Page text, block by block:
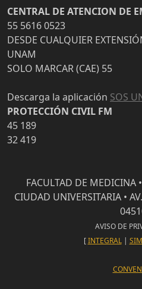
CENTRAL DE ATENCION DE
55 5616 0523
DESDE CUALQUIER
UNAM
SOLO MARCAR (CAE) 55
Descarga la aplicación SOS
PROTECCIÓN CIVIL FM
45 189
32 419
FACULTAD DE MEDICINA
CIUDAD UNIVERSITARIA •
AVISO DE
[INTEGRAL|